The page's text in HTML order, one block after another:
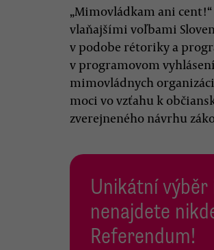
„Mimovládkam ani
vlaňajšími voľbami
v podobe rétoriky a
v programovom
mimovládnych
moci vo vzťahu k
zverejneného návrhu
Unikátní
nenajdete
Referendum!